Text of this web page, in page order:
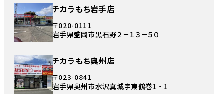
チカラもち岩手店
〒020-0111
岩手県盛岡市黒石野２－１３－５０
チカラもち奥州店
〒023-0841
岩手県奥州市水沢真城宇東鶴巻1‐1